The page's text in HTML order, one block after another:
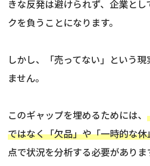
きな反発は避けられず、企業とし
クを負うことになります。
しかし、「売ってない」という現
ません。
このギャップを埋めるためには、
ではなく「欠品」や「一時的な休
点で状況を分析する必要がありま